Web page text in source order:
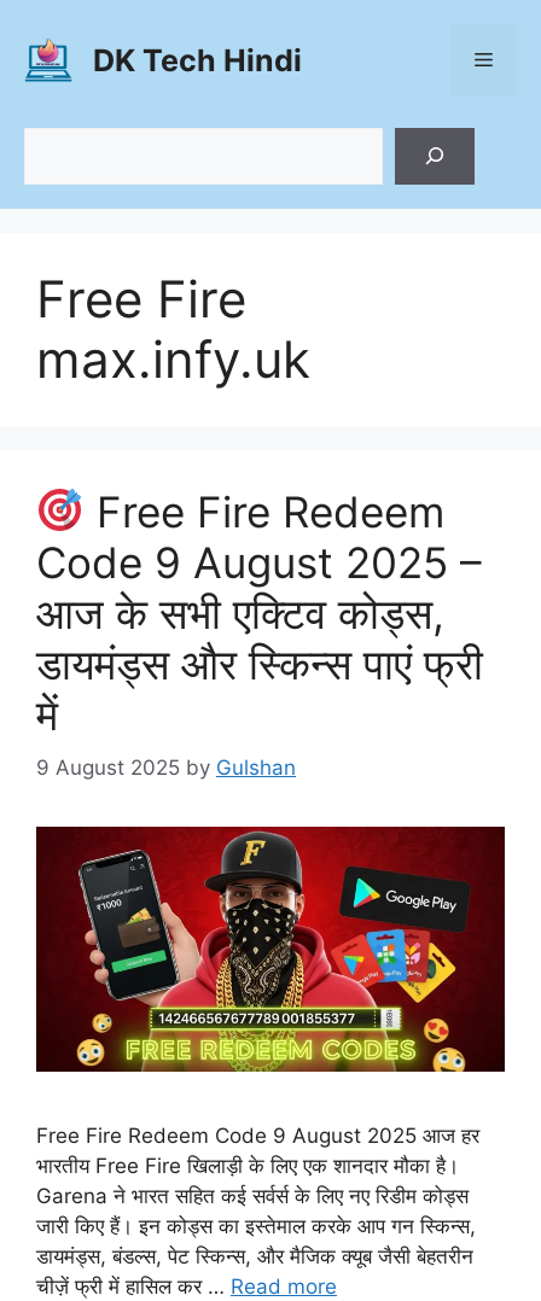
content
DK Tech Hindi Menu
Free Fire
max.infy.uk
Free Fire Redeem
Code 9 August 2025 –
आज के सभी एक्टिव कोड्स,
डायमंड्स और स्किन्स पाएं फ्री
में
9 August 2025 by Gulshan
Free Fire Redeem Code 9 August 2025 आज हर
भारतीय Free Fire खिलाड़ी के लिए एक शानदार मौका है।
Garena ने भारत सहित कई सर्वर्स के लिए नए रिडीम कोड्स
जारी किए हैं। इन कोड्स का इस्तेमाल करके आप गन स्किन्स,
डायमंड्स, बंडल्स, पेट स्किन्स, और मैजिक क्यूब जैसी बेहतरीन
चीज़ें फ्री में हासिल कर … Read more